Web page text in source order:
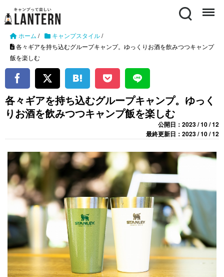
Search Menu
ホーム / キャンプスタイル/
各々ギアを持ち込むグループキャンプ。ゆっくりお酒を飲みつつキャンプ
飯を楽しむ
各々ギアを持ち込むグループキャンプ。ゆっく
りお酒を飲みつつキャンプ飯を楽しむ
公開日：2023 / 10 / 12
最終更新日：2023 / 10 / 12